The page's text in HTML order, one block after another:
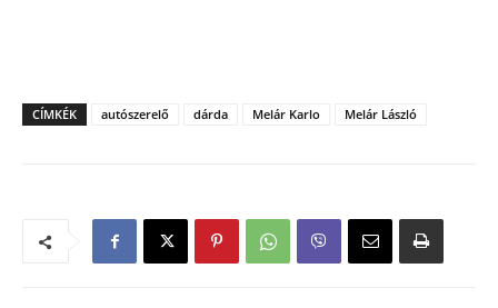
CÍMKÉK autószerelő dárda Melár Karlo Melár László